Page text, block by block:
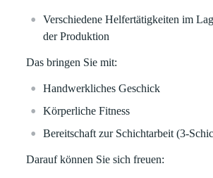
Verschiedene Helfertätigkeiten im
der Produktion
Das bringen Sie mit:
Handwerkliches Geschick
Körperliche Fitness
Bereitschaft zur Schichtarbeit (3-
Darauf können Sie sich freuen: